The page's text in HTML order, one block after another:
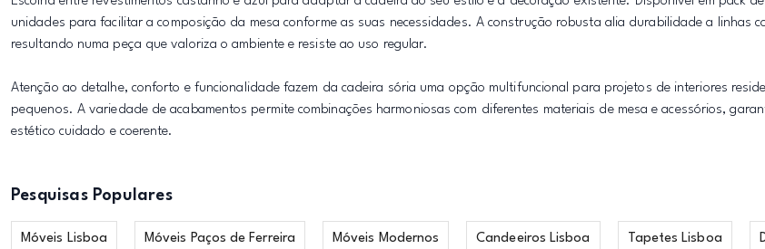
unidades para facilitar a composição da mesa conforme as suas necessidades. A construção robusta alia durabilidade a linhas
resultando numa peça que valoriza o ambiente e resiste ao uso regular.
Atenção ao detalhe, conforto e funcionalidade fazem da cadeira sória uma opção multifuncional para projetos de interiores
pequenos. A variedade de acabamentos permite combinações harmoniosas com diferentes materiais de mesa e acessórios,
estético cuidado e coerente.
Pesquisas Populares
Móveis Lisboa Móveis Paços de Ferreira Móveis Modernos Candeeiros Lisboa Tapetes Lisboa